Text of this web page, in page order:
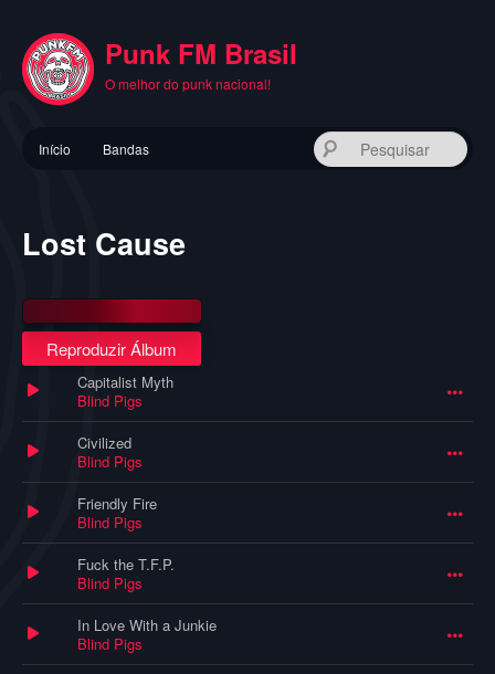
conteúdo
principal
Punk FM Brasil
O melhor do punk nacional!
principal
Início Bandas
Lost Cause
Reproduzir Álbum
Capitalist Myth
Blind Pigs
Civilized
Blind Pigs
Friendly Fire
Blind Pigs
Fuck the T.F.P.
Blind Pigs
In Love With a Junkie
Blind Pigs